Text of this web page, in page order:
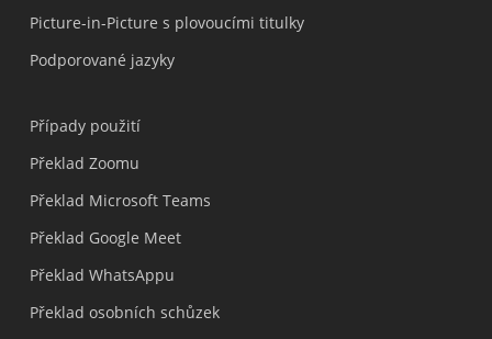
Picture-in-Picture s plovoucími titulky
Podporované jazyky
Případy použití
Překlad Zoomu
Překlad Microsoft Teams
Překlad Google Meet
Překlad WhatsAppu
Překlad osobních schůzek